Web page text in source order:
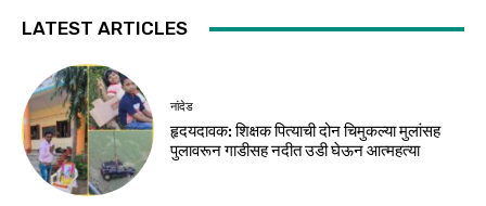
LATEST ARTICLES
नांदेड
हृदयदावक: शिक्षक पित्याची दोन चिमुकल्या मुलांसह
पुलावरून गाडीसह नदीत उडी घेऊन आत्महत्या